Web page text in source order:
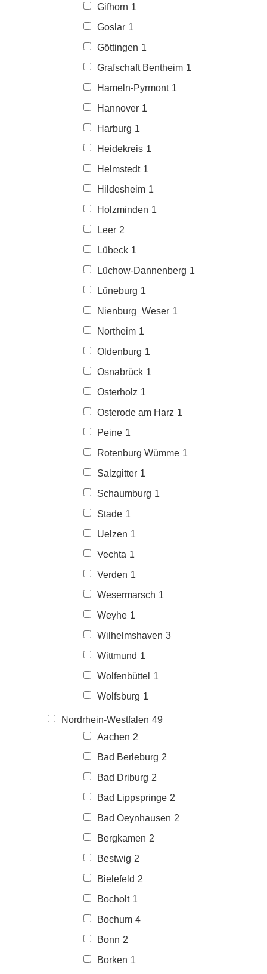
Gifhorn 1
Goslar 1
Göttingen 1
Grafschaft Bentheim 1
Hameln-Pyrmont 1
Hannover 1
Harburg 1
Heidekreis 1
Helmstedt 1
Hildesheim 1
Holzminden 1
Leer 2
Lübeck 1
Lüchow-Dannenberg 1
Lüneburg 1
Nienburg_Weser 1
Northeim 1
Oldenburg 1
Osnabrück 1
Osterholz 1
Osterode am Harz 1
Peine 1
Rotenburg Wümme 1
Salzgitter 1
Schaumburg 1
Stade 1
Uelzen 1
Vechta 1
Verden 1
Wesermarsch 1
Weyhe 1
Wilhelmshaven 3
Wittmund 1
Wolfenbüttel 1
Wolfsburg 1
Nordrhein-Westfalen 49
Aachen 2
Bad Berleburg 2
Bad Driburg 2
Bad Lippspringe 2
Bad Oeynhausen 2
Bergkamen 2
Bestwig 2
Bielefeld 2
Bocholt 1
Bochum 4
Bonn 2
Borken 1